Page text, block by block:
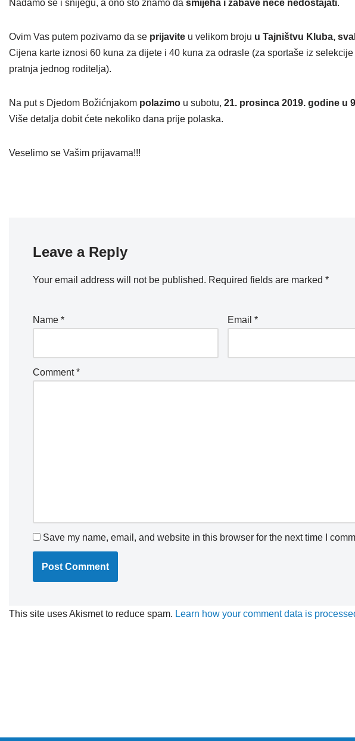
Nadamo se i snijegu, a ono što znamo da smijeha i zabave neće nedostajati.
Ovim Vas putem pozivamo da se prijavite u velikom broju u Tajništvu Kluba,
Cijena karte iznosi 60 kuna za dijete i 40 kuna za odrasle (za sportaše iz
pratnja jednog roditelja).
Na put s Djedom Božićnjakom polazimo u subotu, 21. prosinca 2019. godine u
Više detalja dobit ćete nekoliko dana prije polaska.
Veselimo se Vašim prijavama!!!
Leave a Reply
Your email address will not be published. Required fields are marked *
Name * Email *
Comment*
Save my name, email, and website in this browser for the next time I
This site uses Akismet to reduce spam. Learn how your comment data is